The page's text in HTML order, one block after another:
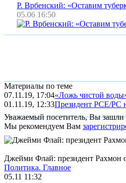
Р. Врбенский: «Оставим
05.06 16:50
Материалы по теме
07.11.19, 17:04«Ложь чистой
01.11.19, 12:33Президент РСЕ/РС
Уважаемый посетитель, Вы зашли
Мы рекомендуем Вам
Джейми Флай: президент Рахмон
Политика. Главное
05.11 11:32